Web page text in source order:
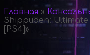
Главная »
Shippuden:
[PS4] »